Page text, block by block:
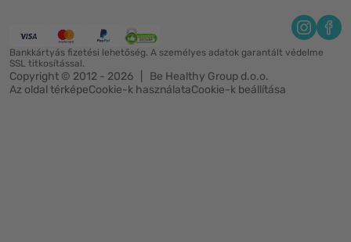
Bankkártyás fizetési lehetőség. A személyes adatok garantált védelme
SSL titkosítással.
Copyright © 2012 - 2026   |   Be Healthy Group d.o.o.
Az oldal térképeCookie-k használataCookie-k beállítása